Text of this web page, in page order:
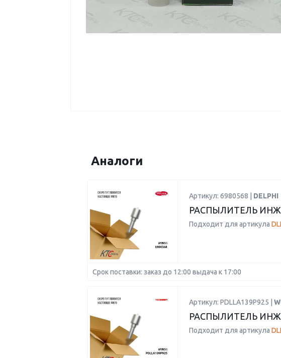
Аналоги
Артикул: 6980568 | DELPHI
РАСПЫЛИТЕЛЬ
Подходит для артикула
Срок поставки: заказ до 12:00 выдача к 17:00
Артикул: PDLLA139P925 |
РАСПЫЛИТЕЛЬ
Подходит для артикула